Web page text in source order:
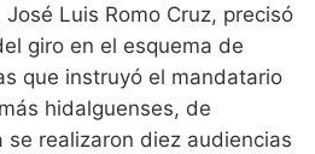
José Luis Romo Cruz, precisó
giro en el esquema de
que instruyó el mandatario
hidalguenses, de
realizaron diez audiencias